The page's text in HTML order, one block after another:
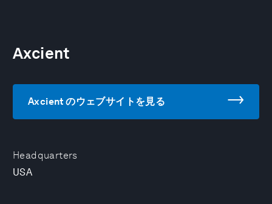
Headquarters
USA
Axcient
Axcient のウェブサイトを見る